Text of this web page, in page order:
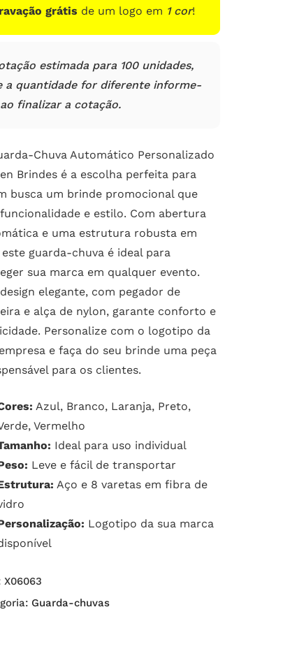
grátis de um logo em 1 cor!
estimada para 100 unidades,
a quantidade for diferente informe-
finalizar a cotação.
Chuva Automático Personalizado
Brindes é a escolha perfeita para
busca um brinde promocional que
e estilo. Com abertura
e uma estrutura robusta em
este guarda-chuva é ideal para
sua marca em qualquer evento.
elegante, com pegador de
e alça de nylon, garante conforto e
Personalize com o logotipo da
e faça do seu brinde uma peça
para os clientes.
Azul, Branco, Laranja, Preto,
Vermelho
Ideal para uso individual
Leve e fácil de transportar
Aço e 8 varetas em fibra de
Logotipo da sua marca
X06063
Guarda-chuvas